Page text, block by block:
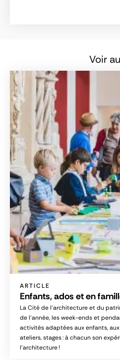
Voir
Enfants, ados et en
ARTICLE
La Cité de l’architecture et du
de l’année, les week-ends et
activités adaptées aux enfants,
ateliers, stages : à chacun son
l’architecture !